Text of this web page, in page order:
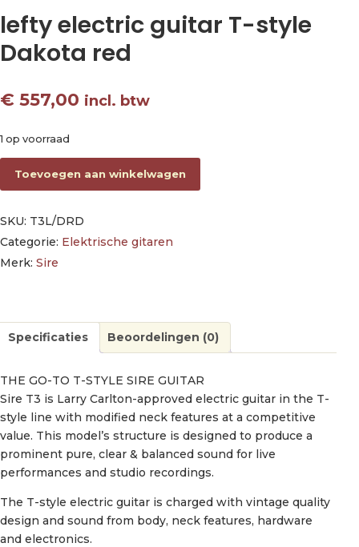
lefty electric guitar T-style
Dakota red
€ 557,00 incl. btw
1 op voorraad
lefty electric guitar T-style Dakota red aantal
Toevoegen aan winkelwagen
SKU: T3L/DRD
Categorie: Elektrische gitaren
Merk: Sire
Specificaties Beoordelingen (0)
THE GO-TO T-STYLE SIRE GUITAR
Sire T3 is Larry Carlton-approved electric guitar in the T-
style line with modified neck features at a competitive
value. This model’s structure is designed to produce a
prominent pure, clear & balanced sound for live
performances and studio recordings.
The T-style electric guitar is charged with vintage quality
design and sound from body, neck features, hardware
and electronics.